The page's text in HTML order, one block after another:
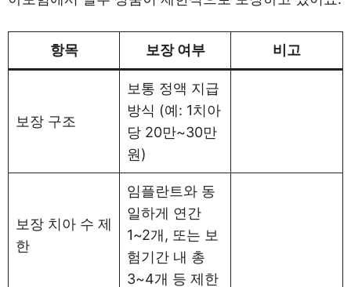
항목 보장 여부 비고
보장 구조
보통 정액 지급
방식 (예: 1치아
당 20만~30만
원)
보장 치아 수 제
한
임플란트와 동
일하게 연간
1~2개, 또는 보
험기간 내 총
3~4개 등 제한